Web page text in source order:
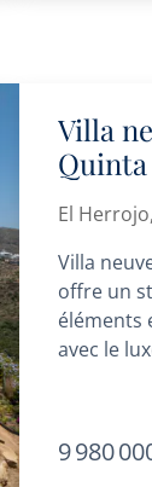
Villa
Quinta
El
Villa
offre un
éléments
avec le
9 980